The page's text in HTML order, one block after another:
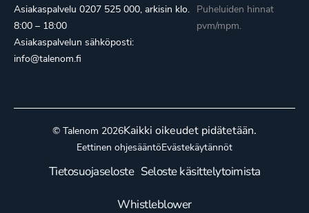
Asiakaspalvelu 0207 525 000, arkisin klo.
8:00 – 18:00
Asiakaspalvelun sähköposti:
info@talenom.fi
Puheluiden hinnat
pvm/mpm.
© Talenom 2026Kaikki oikeudet pidätetään.
Eettinen ohjesääntöEvästekäytännöt
Tietosuojaseloste Seloste käsittelytoimista
Whistleblower